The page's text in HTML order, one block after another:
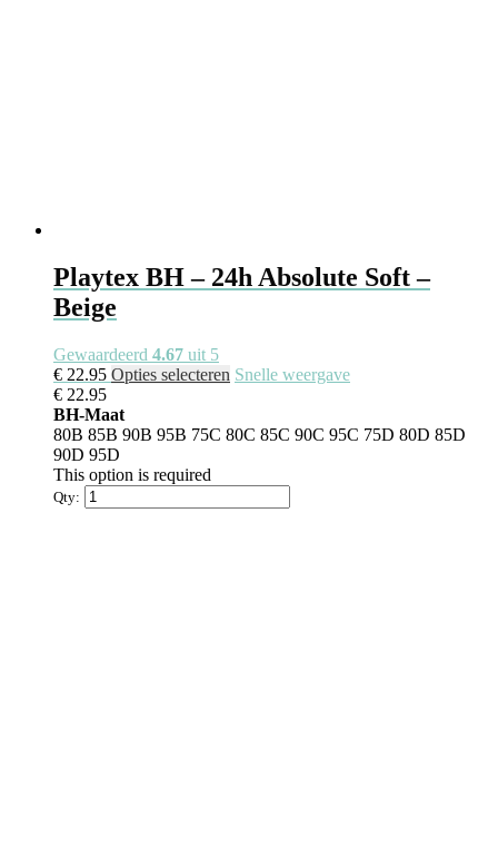
Playtex BH – 24h Absolute Soft –
Beige
Gewaardeerd 4.67 uit 5
€ 22.95 Opties selecteren Snelle weergave
€ 22.95
BH-Maat
80B 85B 90B 95B 75C 80C 85C 90C 95C 75D 80D 85D
90D 95D
This option is required
Qty: